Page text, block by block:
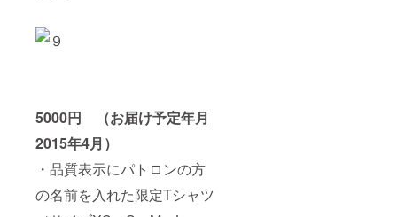
5000円 （お届け予定年月
2015年4月）
・品質表示にパトロンの方
の名前を入れた限定Tシャツ